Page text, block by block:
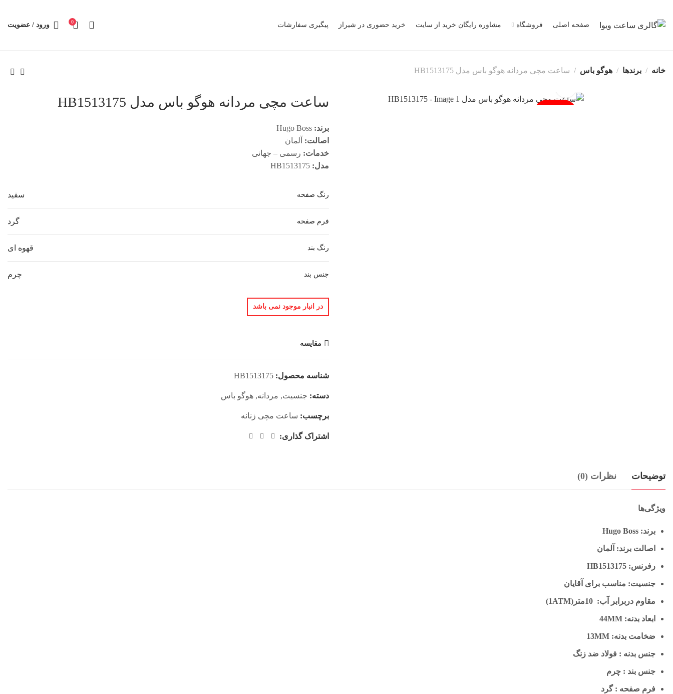
صفحه اصلی فروشگاه مشاوره رایگان خرید از سایت خرید حضوری در شیراز پیگیری سفارشات 0 ورود / عضویت
خانه برندها هوگو باس ساعت مچی مردانه هوگو باس مدل HB1513175
ساعت مچی مردانه هوگو باس مدل HB1513175
برند: Hugo Boss
اصالت: آلمان
خدمات: رسمی – جهانی
مدل: HB1513175
رنگ صفحه سفید
فرم صفحه گرد
رنگ بند قهوه ای
جنس بند چرم
در انبار موجود نمی باشد
مقایسه
شناسه محصول: HB1513175
دسته: جنسیت, مردانه, هوگو باس
برچسب: ساعت مچی زنانه
اشتراک گذاری:
توضیحات نظرات (0)
ویژگی‌ها
برند: Hugo Boss
اصالت برند: آلمان
رفرنس: HB1513175
جنسیت: مناسب برای آقایان
مقاوم دربرابر آب: 10متر(1ATM)
ابعاد بدنه: 44MM
ضخامت بدنه: 13MM
جنس بدنه : فولاد ضد زنگ
جنس بند : چرم
فرم صفحه : گرد